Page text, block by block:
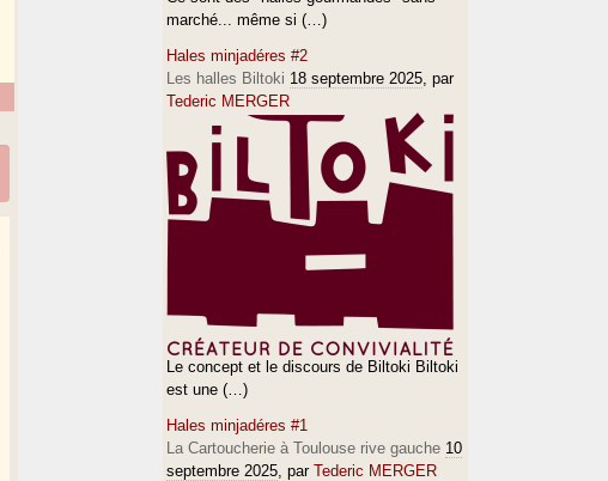
marché... même si (…)
Hales minjadéres #2
Les halles Biltoki 18 septembre 2025, par
Tederic MERGER
Le concept et le discours de Biltoki Biltoki
est une (…)
Hales minjadéres #1
La Cartoucherie à Toulouse rive gauche 10
septembre 2025, par Tederic MERGER